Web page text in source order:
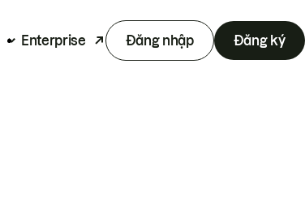
Enterprise Đăng nhập Đăng ký